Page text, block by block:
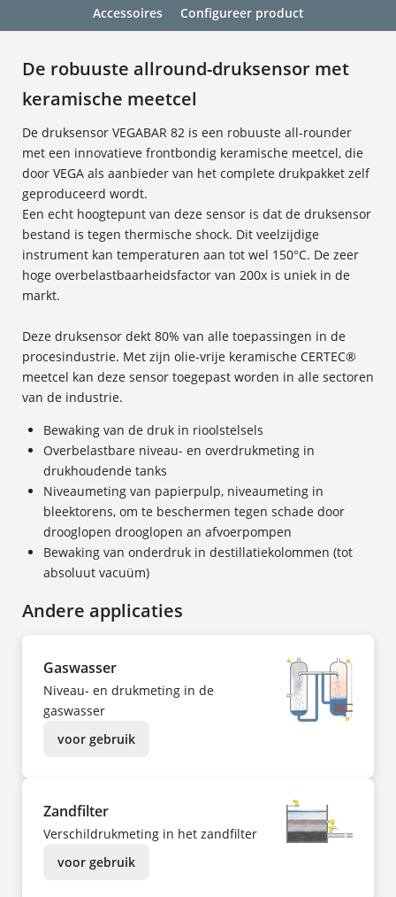
Accessoires Configureer product
De robuuste allround-druksensor met
keramische meetcel
De druksensor VEGABAR 82 is een robuuste all-rounder
met een innovatieve frontbondig keramische meetcel, die
door VEGA als aanbieder van het complete drukpakket zelf
geproduceerd wordt.
Een echt hoogtepunt van deze sensor is dat de druksensor
bestand is tegen thermische shock. Dit veelzijdige
instrument kan temperaturen aan tot wel 150°C. De zeer
hoge overbelastbaarheidsfactor van 200x is uniek in de
markt.
Deze druksensor dekt 80% van alle toepassingen in de
procesindustrie. Met zijn olie-vrije keramische CERTEC®
meetcel kan deze sensor toegepast worden in alle sectoren
van de industrie.
Bewaking van de druk in rioolstelsels
Overbelastbare niveau- en overdrukmeting in
drukhoudende tanks
Niveaumeting van papierpulp, niveaumeting in
bleektorens, om te beschermen tegen schade door
drooglopen drooglopen an afvoerpompen
Bewaking van onderdruk in destillatiekolommen (tot
absoluut vacuüm)
Andere applicaties
Gaswasser
Niveau- en drukmeting in de
gaswasser
voor gebruik
Zandfilter
Verschildrukmeting in het zandfilter
voor gebruik